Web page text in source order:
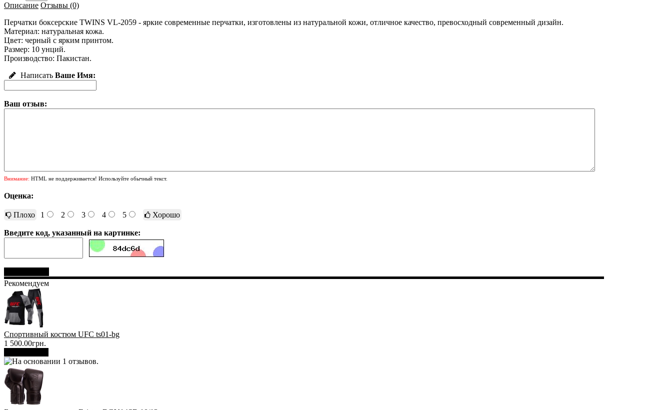
Описание Отзывы (0)
Перчатки боксерские TWINS VL-2059 - яркие современные перчатки, изготовлены из натуральной кожи, отличное качество, превосходный современный дизайн.
Материал: натуральная кожа.
Цвет: черный с ярким принтом.
Размер: 10 унций.
Производство: Пакистан.
Написать Ваше Имя:
Ваш отзыв:
Внимание: HTML не поддерживается! Используйте обычный текст.
Оценка:
Плохо 1 2 3 4 5 Хорошо
Введите код, указанный на картинке:
Рекомендуем
Спортивный костюм UFC ts01-bg
1 500.00грн.